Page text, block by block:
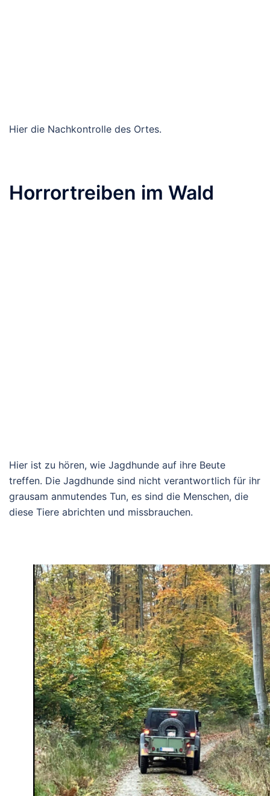
Hier die Nachkontrolle des Ortes.
Horrortreiben im Wald
Hier ist zu hören, wie Jagdhunde auf ihre Beute
treffen. Die Jagdhunde sind nicht verantwortlich für ihr
grausam anmutendes Tun, es sind die Menschen, die
diese Tiere abrichten und missbrauchen.